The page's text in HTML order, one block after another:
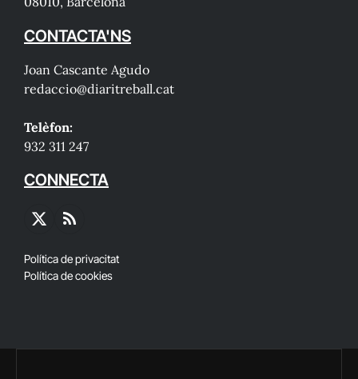
CONTACTA'NS
Joan Cascante Agudo
redaccio@diaritreball.cat
Telèfon:
932 311 247
CONNECTA
X
RSS
Política de privacitat
Política de cookies